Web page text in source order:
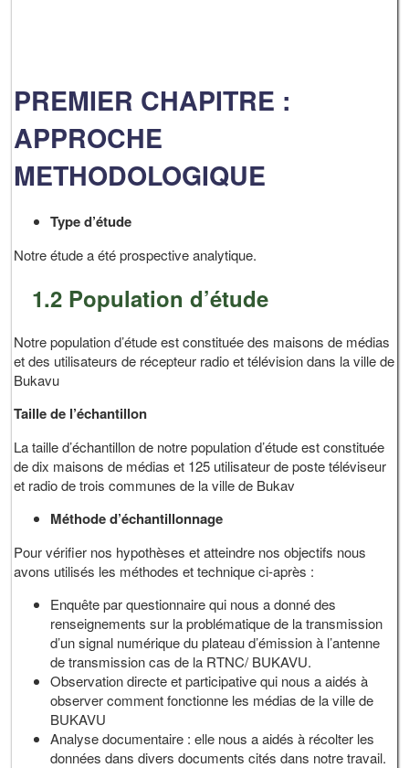
PREMIER CHAPITRE :
APPROCHE
METHODOLOGIQUE
Type d’étude
Notre étude a été prospective analytique.
1.2 Population d’étude
Notre population d’étude est constituée des maisons de médias
et des utilisateurs de récepteur radio et télévision dans la ville de
Bukavu
Taille de l’échantillon
La taille d’échantillon de notre population d’étude est constituée
de dix maisons de médias et 125 utilisateur de poste téléviseur
et radio de trois communes de la ville de Bukav
Méthode d’échantillonnage
Pour vérifier nos hypothèses et atteindre nos objectifs nous
avons utilisés les méthodes et technique ci-après :
Enquête par questionnaire qui nous a donné des
renseignements sur la problématique de la transmission
d’un signal numérique du plateau d’émission à l’antenne
de transmission cas de la RTNC/ BUKAVU.
Observation directe et participative qui nous a aidés à
observer comment fonctionne les médias de la ville de
BUKAVU
Analyse documentaire : elle nous a aidés à récolter les
données dans divers documents cités dans notre travail.